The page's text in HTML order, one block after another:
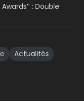
: Double
Actualités